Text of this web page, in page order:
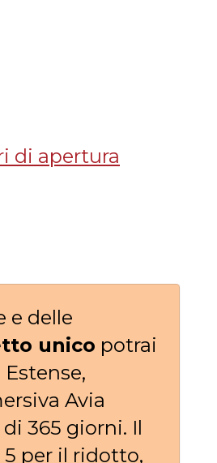
di apertura
e delle
unico potrai
Avia
365 giorni. Il
5 per il ridotto,